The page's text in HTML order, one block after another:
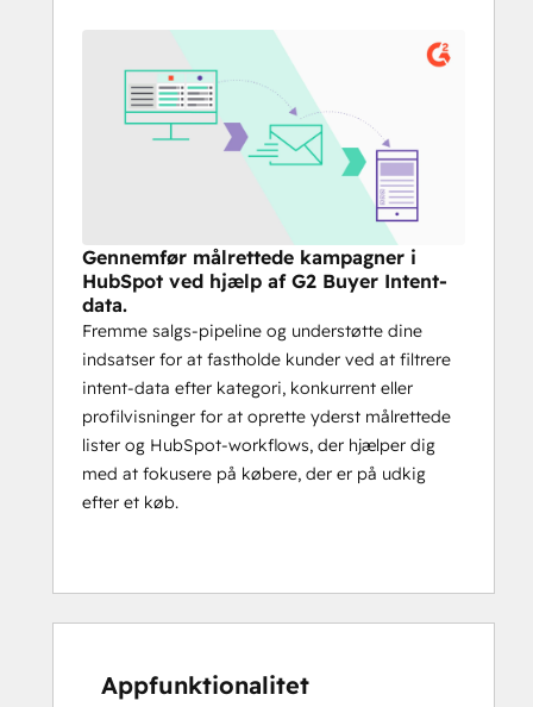
Gennemfør målrettede kampagner i
HubSpot ved hjælp af G2 Buyer Intent-
data.
Fremme salgs-pipeline og understøtte dine
indsatser for at fastholde kunder ved at filtrere
intent-data efter kategori, konkurrent eller
profilvisninger for at oprette yderst målrettede
lister og HubSpot-workflows, der hjælper dig
med at fokusere på købere, der er på udkig
efter et køb.
Appfunktionalitet